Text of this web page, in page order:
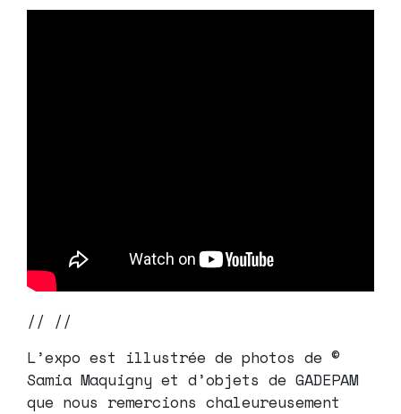
// //
L’expo est illustrée de photos de ©
Samia Maquigny et d’objets de GADEPAM
que nous remercions chaleureusement